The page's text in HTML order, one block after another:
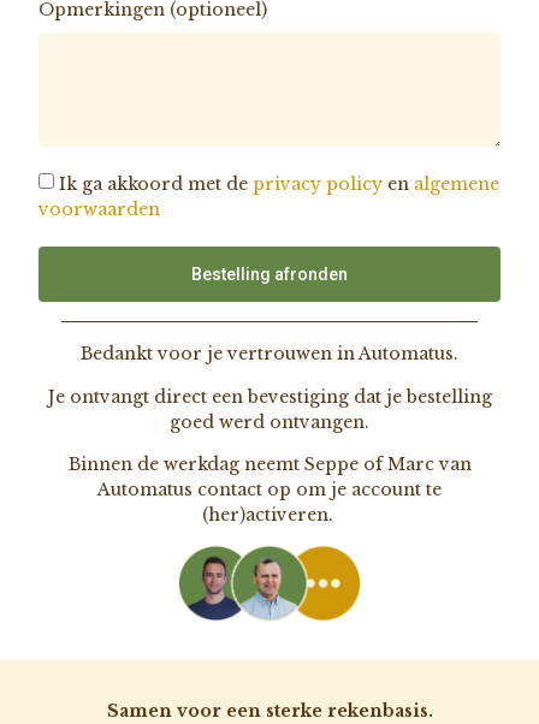
Opmerkingen (optioneel)
Ik ga akkoord met de privacy policy en algemene
voorwaarden
Bestelling afronden
Bedankt voor je vertrouwen in Automatus.
Je ontvangt direct een bevestiging dat je bestelling
goed werd ontvangen.
Binnen de werkdag neemt Seppe of Marc van
Automatus contact op om je account te
(her)activeren.
Samen voor een sterke rekenbasis.